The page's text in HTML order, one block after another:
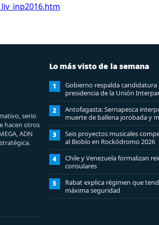
serio
hacen otros
ADN
Lo más visto de la semana
1
Gobierno respalda candidatura
presidencia de la Unión
2
Antofagasta: Sernapesca
muerte de ballena jorobada y
marinos
3
Seis proyectos musicales
al Biobío en Rockódromo 2026
4
Chile y Venezuela formalizan
consulares
5
Rabat explica régimen que
máxima seguridad